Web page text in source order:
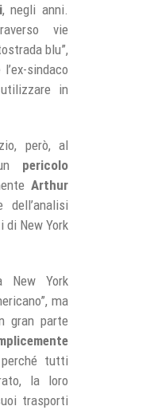
, negli anni.
vie
blu”,
sindaco
in
però, al
pericolo
Arthur
dell’analisi
New York
New York
ma
gran parte
tutti
la loro
trasporti